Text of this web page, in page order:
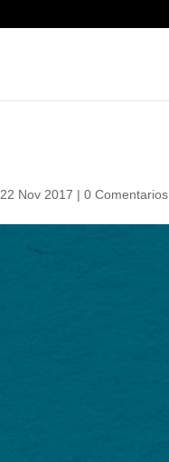
22 Nov 2017 |0 Comentarios